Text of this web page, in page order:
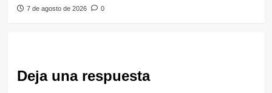
7 de agosto de 2026 0
Deja una respuesta